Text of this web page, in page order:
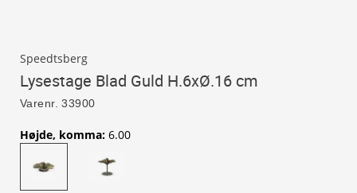
Speedtsberg
Lysestage Blad Guld H.6xØ.16 cm
Varenr. 33900
Højde, komma: 6.00